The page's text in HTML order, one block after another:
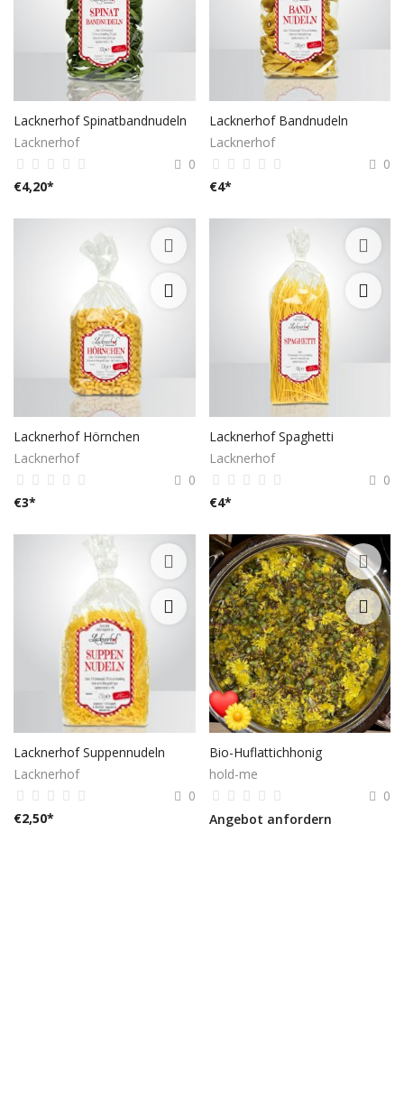
Lacknerhof Spinatbandnudeln
Lacknerhof
0
€4,20*
Lacknerhof Bandnudeln
Lacknerhof
0
€4*
Lacknerhof Hörnchen
Lacknerhof
0
€3*
Lacknerhof Spaghetti
Lacknerhof
0
€4*
Lacknerhof Suppennudeln
Lacknerhof
0
€2,50*
Bio-Huflattichhonig
hold-me
0
Angebot anfordern